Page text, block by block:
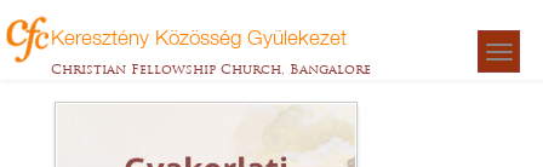
Keresztény Közösség Gyülekezet
Christian Fellowship Church, Bangalore